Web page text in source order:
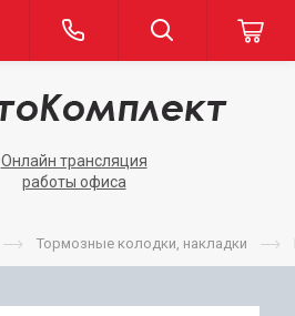
Онлайн трансляция
работы офиса
Тормозные колодки, накладки